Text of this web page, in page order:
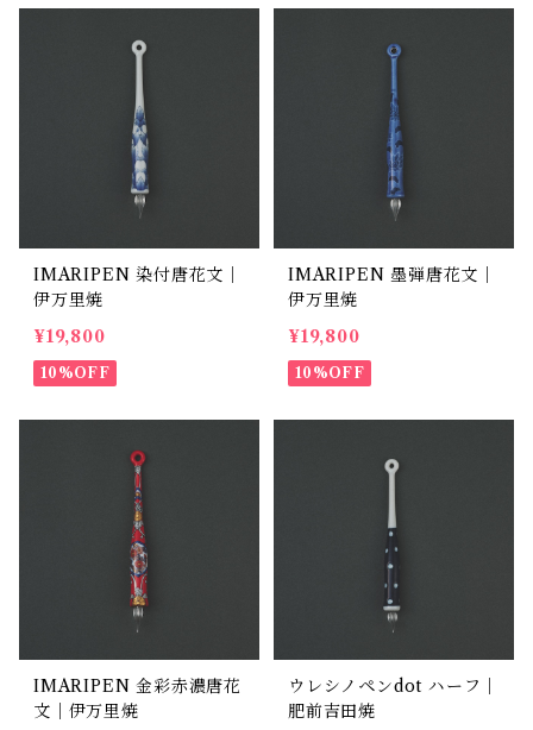
IMARIPEN 染付唐花文｜
伊万里焼
¥19,800
10%OFF
IMARIPEN 墨弾唐花文｜
伊万里焼
¥19,800
10%OFF
IMARIPEN 金彩赤濃唐花
文｜伊万里焼
ウレシノペンdot ハーフ｜
肥前吉田焼